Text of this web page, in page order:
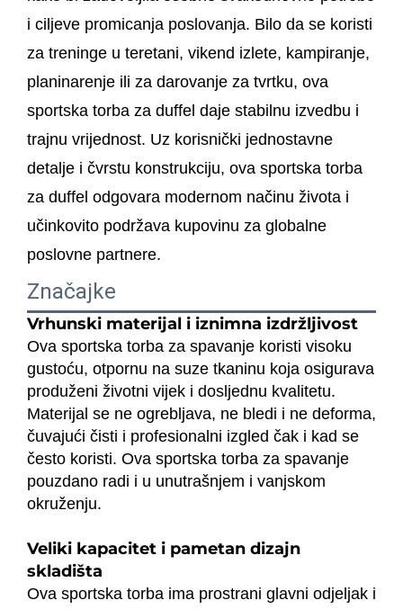
i ciljeve promicanja poslovanja. Bilo da se koristi
za treninge u teretani, vikend izlete, kampiranje,
planinarenje ili za darovanje za tvrtku, ova
sportska torba za duffel daje stabilnu izvedbu i
trajnu vrijednost. Uz korisnički jednostavne
detalje i čvrstu konstrukciju, ova sportska torba
za duffel odgovara modernom načinu života i
učinkovito podržava kupovinu za globalne
poslovne partnere.
Značajke
Vrhunski materijal i iznimna izdržljivost
Ova sportska torba za spavanje koristi visoku
gustoću, otpornu na suze tkaninu koja osigurava
produženi životni vijek i dosljednu kvalitetu.
Materijal se ne ogrebljava, ne bledi i ne deforma,
čuvajući čisti i profesionalni izgled čak i kad se
često koristi. Ova sportska torba za spavanje
pouzdano radi i u unutrašnjem i vanjskom
okruženju.
Veliki kapacitet i pametan dizajn
skladišta
Ova sportska torba ima prostrani glavni odjeljak i